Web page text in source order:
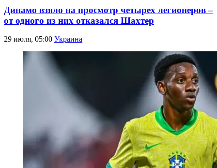
Динамо взяло на просмотр четырех легионеров –
от одного из них отказался Шахтер
29 июля, 05:00 Украина